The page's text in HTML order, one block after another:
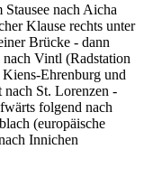
nach Aicha
Klause rechts unter
Brücke - dann
Vintl (Radstation
Ehrenburg und
nach St. Lorenzen -
folgend nach
(europäische
Innichen